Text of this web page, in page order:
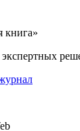
книга»